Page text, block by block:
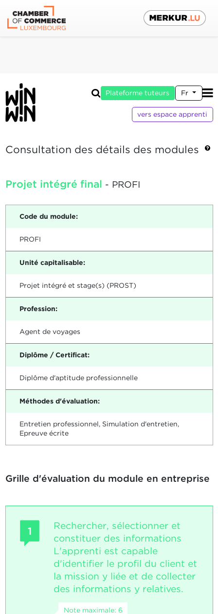
Plateforme tuteurs Fr
vers espace apprenti
Consultation des détails des modules
Projet intégré final - PROFI
Code du module:
PROFI
Unité capitalisable:
Projet intégré et stage(s) (PROST)
Profession:
Agent de voyages
Diplôme / Certificat:
Diplôme d'aptitude professionnelle
Méthodes d'évaluation:
Entretien professionnel, Simulation d'entretien,
Epreuve écrite
Grille d'évaluation du module en entreprise
1
Rechercher, sélectionner et
constituer des informations
L'apprenti est capable
d'identifier le profil du client et
la mission y liée et de collecter
des informations y relatives.
Note maximale: 6